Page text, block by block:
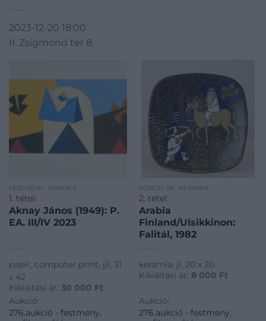
2023-12-20 18:00
II. Zsigmond tér 8.
FESTMÉNY, GRAFIKA
1. tétel:
Aknay János (1949): P.
EA. III/IV 2023
papír, computer print, jjl, 31
x 42
Kikiáltási ár: 30 000 Ft
Aukció:
276.aukció - festmény,
PORCELÁN, KERÁMIA
2. tétel:
Arabia
Finland/Ulsikkinon:
Falitál, 1982
kerámia, jl, 20 x 20
Kikiáltási ár: 8 000 Ft
Aukció:
276.aukció - festmény,